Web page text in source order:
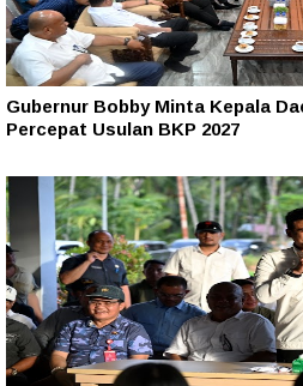
Gubernur Bobby Minta Kepala
Percepat Usulan BKP 2027